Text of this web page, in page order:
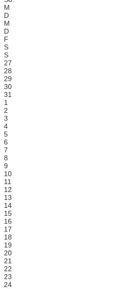
M
D
M
D
F
S
S
27
28
29
30
31
1
2
3
4
5
6
7
8
9
10
11
12
13
14
15
16
17
18
19
20
21
22
23
24